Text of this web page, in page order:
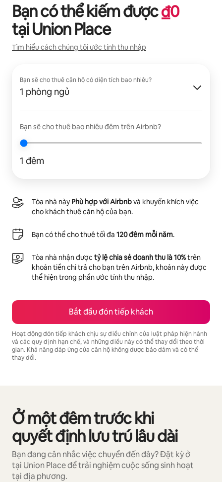
Bạn có thể kiếm được₫0
tạiUnion Place
Tìm hiểu cách chúng tôi ước tính thu nhập
Bạn sẽ cho thuê căn hộ có diện tích bao nhiêu?
1 phòng ngủ
Bạn sẽ cho thuê bao nhiêu đêm trên Airbnb?
1 đêm
Tòa nhà này Phù hợp với Airbnbvà khuyến khích việc
cho khách thuê căn hộ của bạn.
Bạn có thể cho thuê tối đa 120 đêm mỗi năm.
Tòa nhà nhận được tỷ lệ chia sẻ doanh thu là 10%trên
khoản tiền chi trả cho bạn trên Airbnb, khoản này được
thể hiện trong phần ước tính thu nhập.
Bắt đầu đón tiếp khách
Hoạt động đón tiếp khách chịu sự điều chỉnh của luật pháp hiện hành
và các quy định hạn chế, và những điều này có thể thay đổi theo thời
gian. Khả năng đáp ứng của căn hộ không được bảo đảm và có thể
thay đổi.
Ở một đêm trước khi
quyết định lưu trú lâu dài
Bạn đang cân nhắc việc chuyển đến đây? Đặt kỳ ở
tại Union Place để trải nghiệm cuộc sống sinh hoạt
tại địa phương.
Đang hiển thị 0/0 mục